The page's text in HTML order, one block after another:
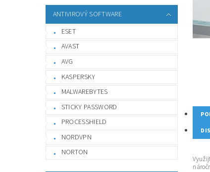
ANTIVIROVÝ SOFTWARE
ESET
AVAST
AVG
KASPERSKY
MALWAREBYTES
STICKY PASSWORD
PROCESSHIELD
NORDVPN
NORTON